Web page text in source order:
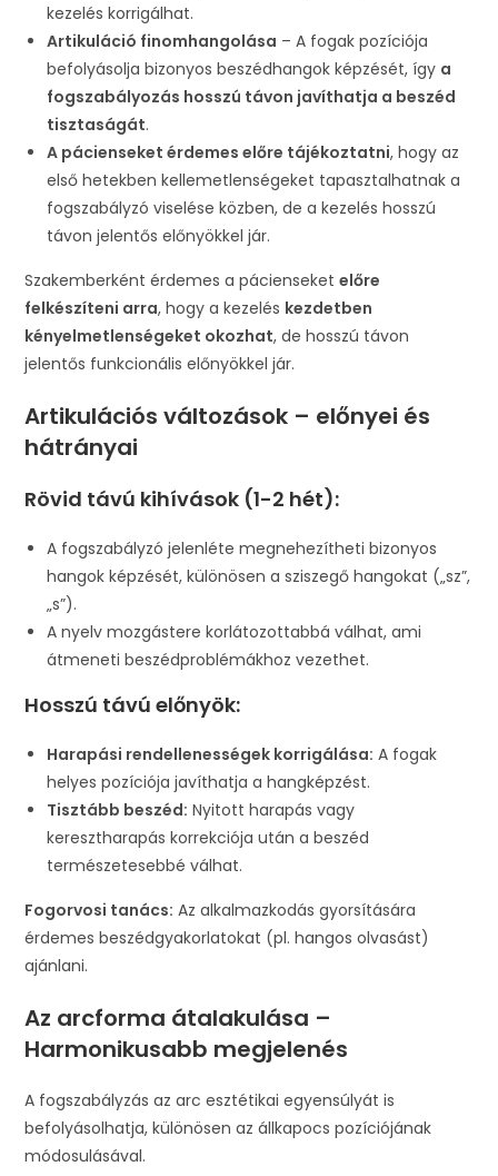
kezelés korrigálhat.
Artikuláció finomhangolása – A fogak pozíciója
befolyásolja bizonyos beszédhangok képzését, így a
fogszabályozás hosszú távon javíthatja a beszéd
tisztaságát.
A pácienseket érdemes előre tájékoztatni, hogy az
első hetekben kellemetlenségeket tapasztalhatnak a
fogszabályzó viselése közben, de a kezelés hosszú
távon jelentős előnyökkel jár.
Szakemberként érdemes a pácienseketelőre
felkészíteni arra, hogy a kezelés kezdetben
kényelmetlenségeket okozhat, de hosszú távon
jelentős funkcionális előnyökkel jár.
Artikulációs változások – előnyei és
hátrányai
Rövid távú kihívások (1-2 hét):
A fogszabályzó jelenléte megnehezítheti bizonyos
hangok képzését, különösen a sziszegő hangokat („sz”,
„s”).
A nyelv mozgástere korlátozottabbá válhat, ami
átmeneti beszédproblémákhoz vezethet.
Hosszú távú előnyök:
Harapási rendellenességek korrigálása: A fogak
helyes pozíciója javíthatja a hangképzést.
Tisztább beszéd: Nyitott harapás vagy
keresztharapás korrekciója után a beszéd
természetesebbé válhat.
Fogorvosi tanács: Az alkalmazkodás gyorsítására
érdemes beszédgyakorlatokat (pl. hangos olvasást)
ajánlani.
Az arcforma átalakulása –
Harmonikusabb megjelenés
A fogszabályzás az arc esztétikai egyensúlyát is
befolyásolhatja, különösen az állkapocs pozíciójának
módosulásával.